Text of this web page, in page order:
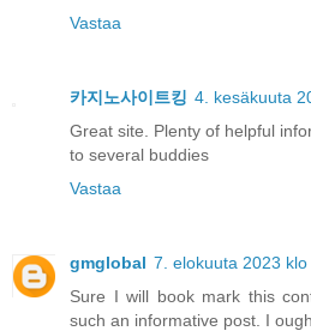
Vastaa
카지노사이트킹 4. kesäkuuta
Great site. Plenty of helpful
to several buddies
Vastaa
gmglobal 7. elokuuta 2023 klo
Sure I will book mark this
such an informative post. I